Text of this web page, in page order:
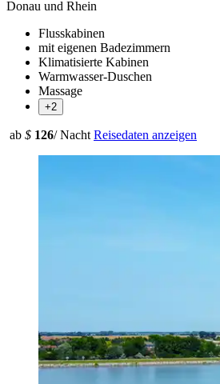
Donau und Rhein
Flusskabinen
mit eigenen Badezimmern
Klimatisierte Kabinen
Warmwasser-Duschen
Massage
+2
ab $ 126/ Nacht Reisedaten anzeigen